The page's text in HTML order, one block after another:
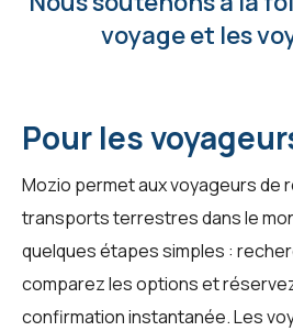
voyage et les
Pour les
Mozio permet aux voyageurs de
transports terrestres dans le
quelques étapes simples :
comparez les options et
confirmation instantanée. Les